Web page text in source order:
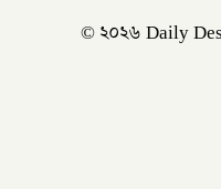
© ২০২৬ Daily